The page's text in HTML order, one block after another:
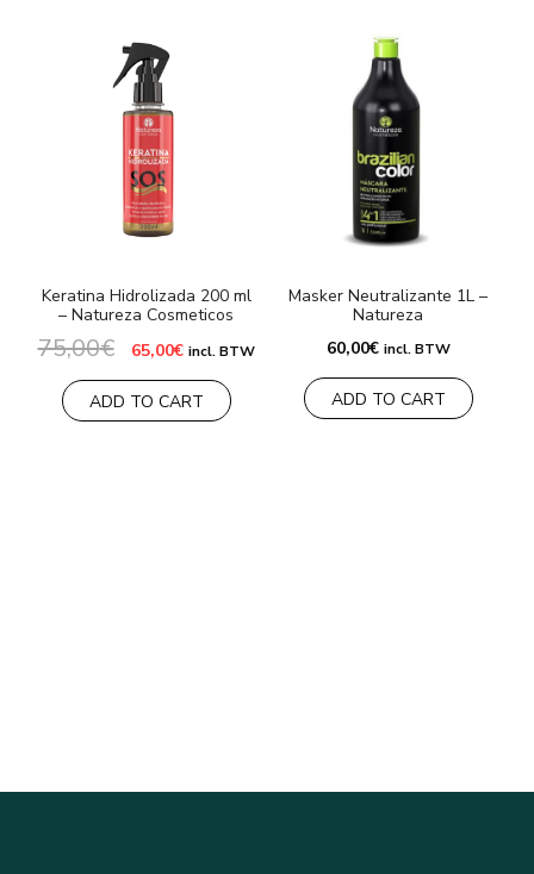
Keratina Hidrolizada 200 ml
– Natureza Cosmeticos
75,00€ Oorspronkelijke
prijs
was:
75,00€.
65,00€Huidige
is:
65,00€.
incl. BTW
ADD TO CART
Masker Neutralizante 1L –
Natureza
60,00€ incl. BTW
ADD TO CART